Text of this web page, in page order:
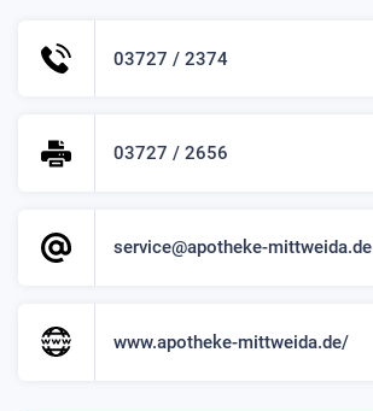
03727 / 2374
03727 / 2656
service@apotheke-mittweida.de
www.apotheke-mittweida.de/